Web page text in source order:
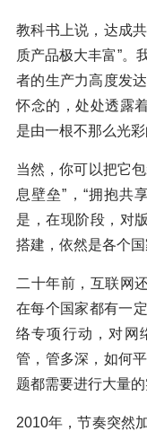
教科书上说，达成
质产品极大丰富”。
者的生产力高度发
怀念的，处处透露
是由一根不那么光
当然，你可以把它包
息壁垒”，“拥抱共
是，在现阶段，对
搭建，依然是各个国
二十年前，互联网
在每个国家都有一
络专项行动，对网
管，管多深，如何
题都需要进行大量的
2010年，节奏突然